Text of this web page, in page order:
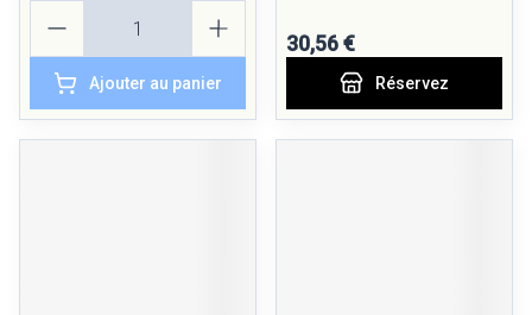
Ajouter au panier
30,56 €
Réservez